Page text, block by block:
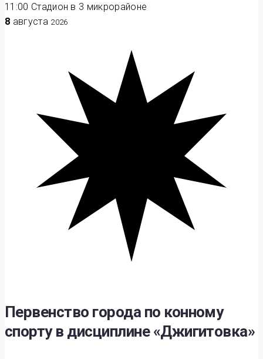
11:00 Стадион в 3 микрорайоне
8 августа 2026
Первенство города по конному
спорту в дисциплине «Джигитовка»